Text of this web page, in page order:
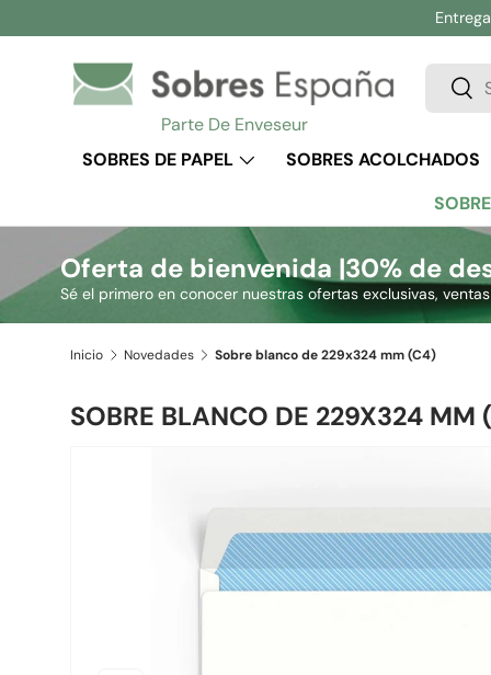
Ir al contenido
Parte De Enveseur
Buscar
SOBRES DE PAPEL SOBRES ACOLCHADOS
Oferta de bienvenida |30% de
Sé el primero en conocer nuestras ofertas exclusivas,
Inicio Novedades Sobre blanco de 229x324 mm (C4)
SOBRE BLANCO DE 229X324 MM